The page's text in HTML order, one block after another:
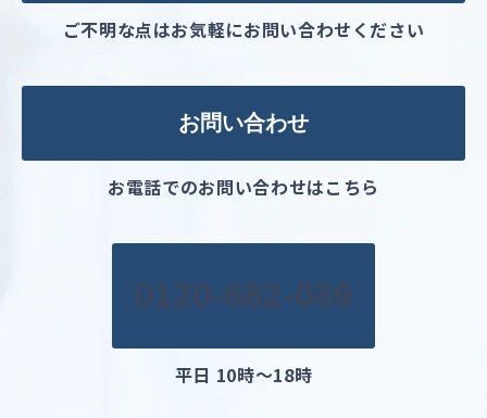
ご不明な点はお気軽にお問い合わせください
お問い合わせ
お電話でのお問い合わせはこちら
0120-682-089
平日 10時～18時